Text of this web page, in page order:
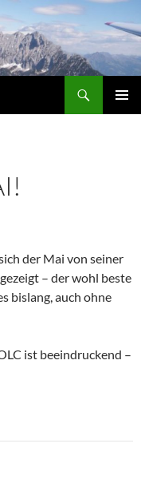
der Mai von seiner
– der wohl beste
bislang, auch ohne
ist beeindruckend –